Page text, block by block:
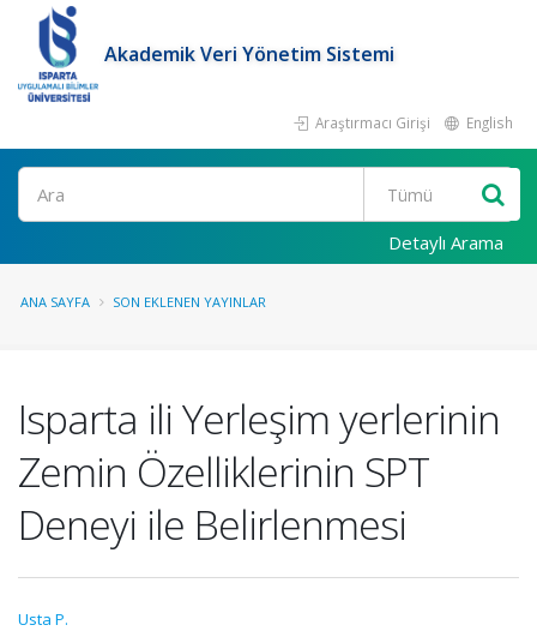
Akademik Veri Yönetim Sistemi
Araştırmacı Girişi English
Ara
Detaylı Arama
ANA SAYFA SON EKLENEN YAYINLAR
Isparta ili Yerleşim yerlerinin
Zemin Özelliklerinin SPT
Deneyi ile Belirlenmesi
Usta P.